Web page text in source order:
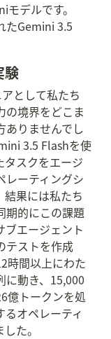
デルです。
たGemini 3.5
験
として私たち
の境界をどこま
ありませんでし
3.5 Flashを使
タスクをエージ
レーティングシ
果には私たち
期的にこの課題
ブエージェント
テストを作成
時間以上にわた
に動き、15,000
億トークンを処
オペレーティ
た。